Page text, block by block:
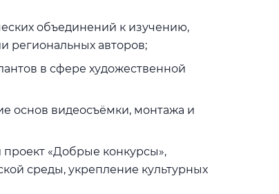
объединений к изучению,
региональных авторов;
в сфере художественной
основ видеосъёмки, монтажа и
проект «Добрые конкурсы»,
среды, укрепление культурных